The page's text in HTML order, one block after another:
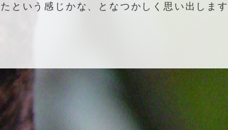
たという感じかな、となつかしく思い出します